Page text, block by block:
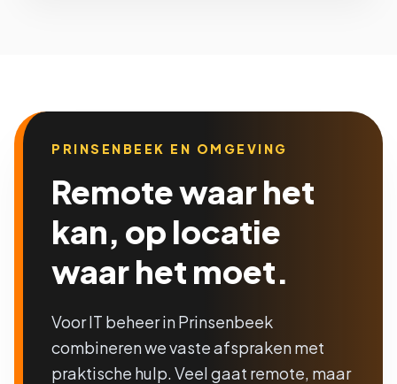
PRINSENBEEK EN OMGEVING
Remote waar het
kan, op locatie
waar het moet.
Voor IT beheer in Prinsenbeek
combineren we vaste afspraken met
praktische hulp. Veel gaat remote, maar